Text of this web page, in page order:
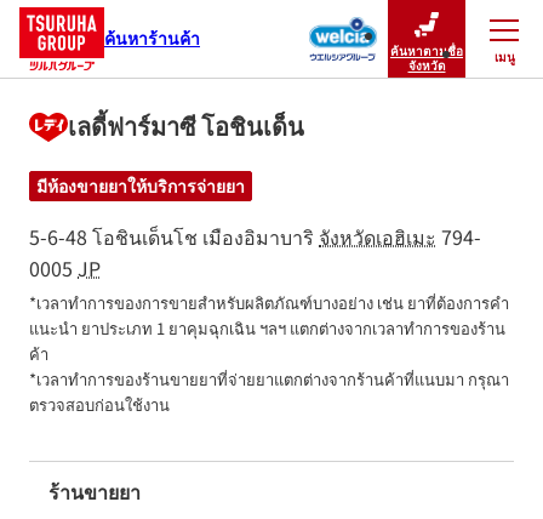
ค้นหาร้านค้า
ค้นหาตามชื่อ
จังหวัด
เมนู
ปิดเมนู
เลดี้ฟาร์มาซี โอชินเด็น
มีห้องขายยาให้บริการจ่ายยา
5-6-48 โอชินเด็นโช เมืองอิมาบาริ จังหวัดเอฮิเมะ 794-
0005 JP
*เวลาทำการของการขายสำหรับผลิตภัณฑ์บางอย่าง เช่น ยาที่ต้องการคำ
แนะนำ ยาประเภท 1 ยาคุมฉุกเฉิน ฯลฯ แตกต่างจากเวลาทำการของร้าน
ค้า
*เวลาทำการของร้านขายยาที่จ่ายยาแตกต่างจากร้านค้าที่แนบมา กรุณา
ตรวจสอบก่อนใช้งาน
ร้านขายยา